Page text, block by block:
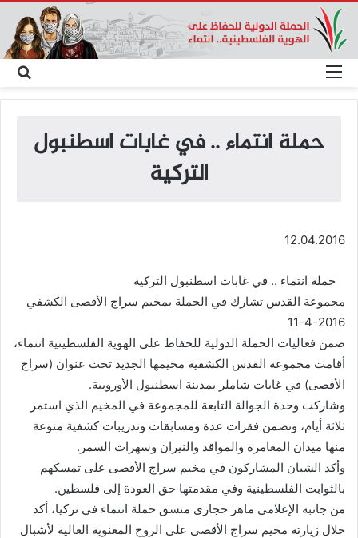
عن
القائمة
حملة انتماء .. في غابات اسطنبول
التركية
12.04.2016
حملة انتماء .. في غابات اسطنبول التركية
مجموعة القدس تشارك في الحملة بمخيم سراج الأقصى الكشفي
11-4-2016
ضمن فعاليات الحملة الدولية للحفاظ على الهوية الفلسطينية انتماء،
أقامت مجموعة القدس الكشفية مخيمها الجديد تحت عنوان (سراج
الأقصى) في غابات شاملر بمدينة اسطنبول الأوروبية.
وشاركت وحدة الجوالة التابعة للمجموعة في المخيم الذي استمر
ثلاثة أيام، وتضمن فقرات عدة ومسابقات وتدريبات كشفية منوعة
منها ميدان المغامرة والمواقد والنيران وسهرات السمر.
وأكد الشبان المشاركون في مخيم سراج الأقصى على تمسكهم
بالثوابت الفلسطينية وفي مقدمتها حق العودة إلى فلسطين.
من جانبه الإعلامي ماهر حجازي منسق حملة انتماء في تركيا، أكد
خلال زيارته مخيم سراج الأقصى على الروح المعنوية العالية لأشبال